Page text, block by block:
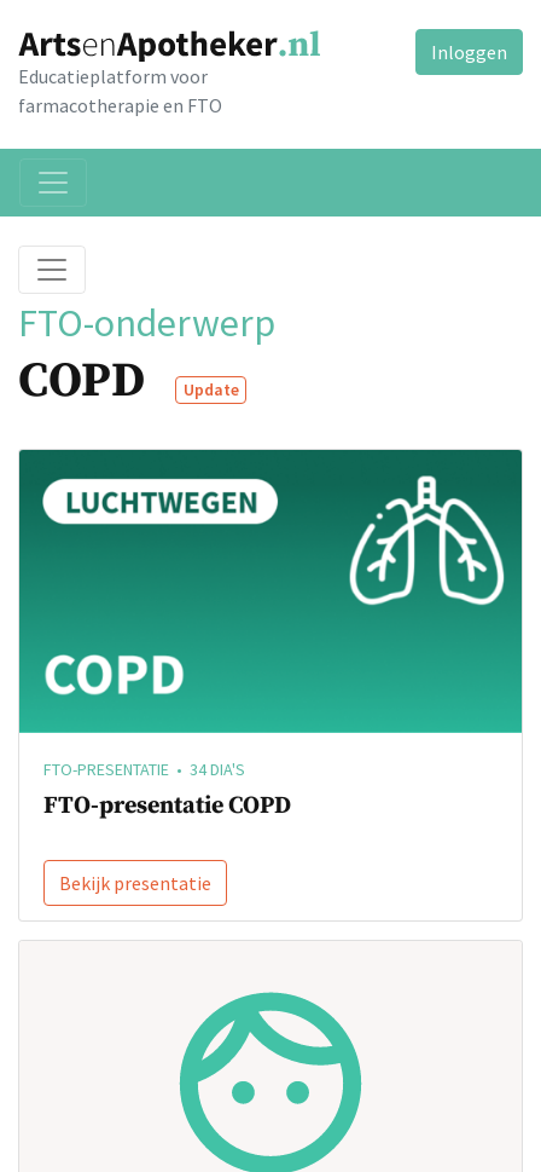
Educatieplatform voor
farmacotherapie en FTO
Inloggen
FTO-onderwerp
COPD Update
FTO-PRESENTATIE • 34 DIA'S
FTO-presentatie COPD
Bekijk presentatie